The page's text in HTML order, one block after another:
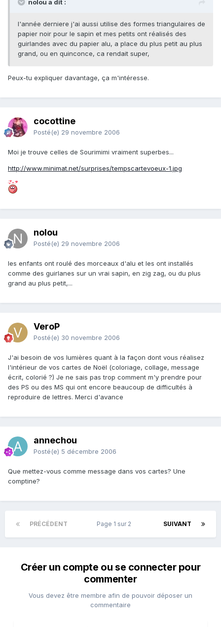
nolou a dit :
l'année derniere j'ai aussi utilise des formes triangulaires de
papier noir pour le sapin et mes petits ont réalisés des
guirlandes avec du papier alu, a place du plus petit au plus
grand, ou en quinconce, ca rendait super,
Peux-tu expliquer davantage, ça m'intéresse.
cocottine
Posté(e) 29 novembre 2006
Moi je trouve celles de Sourimimi vraiment superbes...
http://www.minimat.net/surprises/tempscartevoeux-1.jpg
nolou
Posté(e) 29 novembre 2006
les enfants ont roulé des morceaux d'alu et les ont installés
comme des guirlanes sur un vrai sapin, en zig zag, ou du plus
grand au plus petit,...
VeroP
Posté(e) 30 novembre 2006
J'ai besoin de vos lumières quant à la façon dont vous réalisez
l'intérieur de vos cartes de Noël (coloriage, collage, message
écrit, colorié ?) Je ne sais pas trop comment m'y prendre pour
des PS ou des MS qui ont encore beaucoup de difficultés à
reproduire de lettres. Merci d'avance
annechou
Posté(e) 5 décembre 2006
Que mettez-vous comme message dans vos cartes? Une
comptine?
PRÉCÉDENT SUIVANT
Page 1 sur 2
Créer un compte ou se connecter pour
commenter
Vous devez être membre afin de pouvoir déposer un
commentaire